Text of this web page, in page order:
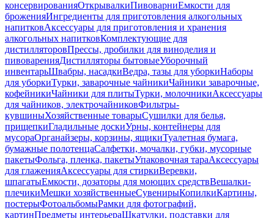
консервированияОткрывалкиПивоварниЕмкости для
броженияИнгредиенты для приготовления алкогольных
напитковАксессуары для приготовления и хранения
алкогольных напитковКомплектующие для
дистилляторовПрессы, дробилки для виноделия и
пивоваренияДистилляторы бытовыеУборочный
инвентарьШвабры, насадкиВедра, тазы для уборкиНаборы
для уборкиТурки, заварочные чайникиЧайники заварочные,
кофейникиЧайники для плитыТурки, молочникиАксессуары
для чайников, электрочайниковФильтры-
кувшиныХозяйственные товарыСушилки для белья,
прищепкиГладильные доскиУрны, контейнеры для
мусораОрганайзеры, корзины, ящикиТуалетная бумага,
бумажные полотенцаСалфетки, мочалки, губки, мусорные
пакетыФольга, пленка, пакетыУпаковочная тараАксессуары
для глаженияАксессуары для стиркиВеревки,
шпагатыЕмкости, дозаторы для моющих средствВешалки-
плечикиМешки хозяйственныеСувенирыКопилкиКартины,
постерыФотоальбомыРамки для фотографий,
картинПредметы интерьераШкатулки, подставки для